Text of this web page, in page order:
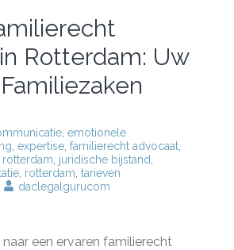
Rotterdam: Uw
emotionele
expertise familierecht advocaat
juridische bijstand
rotterdam tarieven
daclegalgurucom
een ervaren familierecht